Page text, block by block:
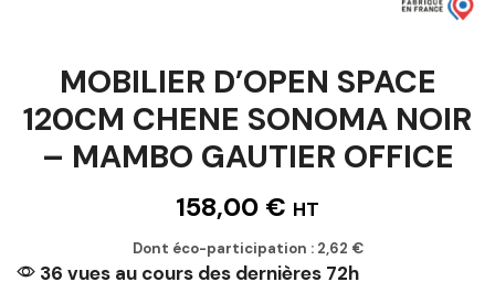
MOBILIER D’OPEN SPACE
120CM CHENE SONOMA NOIR
– MAMBO GAUTIER OFFICE
158,00 € HT
Dont éco-participation : 2,62 €
36 vues au cours des dernières 72h